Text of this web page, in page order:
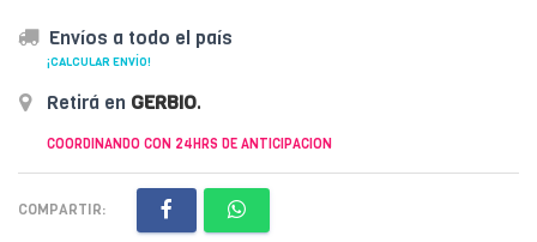
Envíos a todo el país
¡CALCULAR ENVÍO!
Retirá en GERBIO.
COORDINANDO CON 24HRS DE ANTICIPACION
COMPARTIR: